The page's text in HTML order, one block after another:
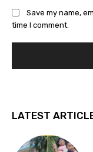
Save my name,
time I comment.
LATEST